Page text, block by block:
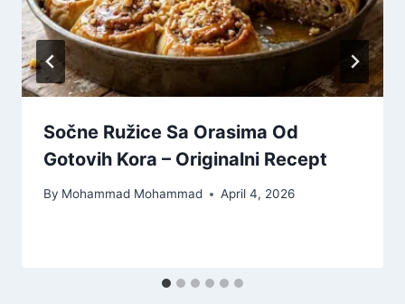
Sočne Ružice Sa Orasima Od
Gotovih Kora – Originalni Recept
By Mohammad Mohammad April 4, 2026